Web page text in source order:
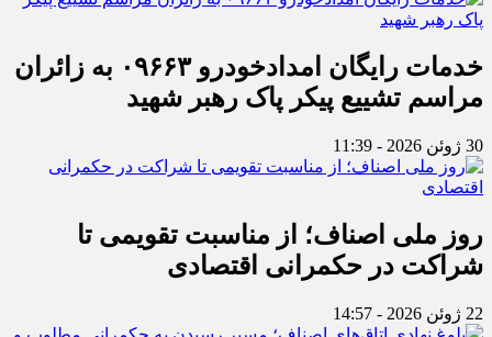
خدمات رایگان امدادخودرو ۰۹۶۶۳ به زائران
مراسم تشییع پیکر پاک رهبر شهید
30 ژوئن 2026 - 11:39
روز ملی اصناف؛ از مناسبت تقویمی تا
شراکت در حکمرانی اقتصادی
22 ژوئن 2026 - 14:57